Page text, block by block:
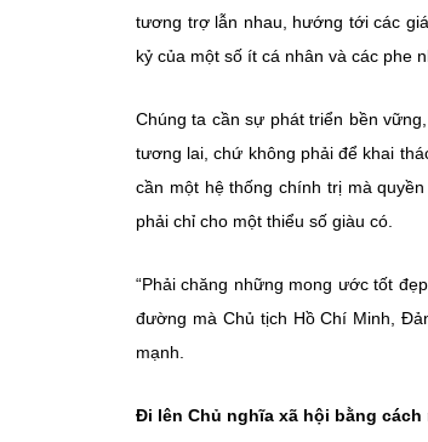
tương trợ lẫn nhau, hướng tới các
kỷ của một số ít cá nhân và các phe
Chúng ta cần sự phát triển bền
tương lai, chứ không phải để khai
cần một hệ thống chính trị mà
phải chỉ cho một thiểu số giàu có.
“Phải chăng những mong ước tốt
đường mà Chủ tịch Hồ Chí Minh,
mạnh.
Đi lên Chủ nghĩa xã hội bằng cách